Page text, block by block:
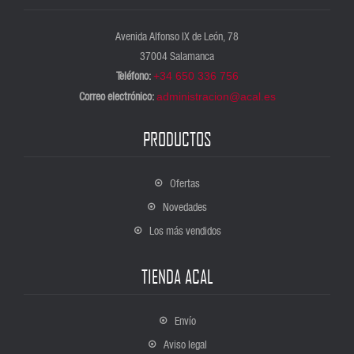
Tema 4. Causas de deterioro.
Tema 7. Las Restauración y sus tratamientos.
Avenida Alfonso IX de León, 78
37004 Salamanca
Teléfono: +34 650 336 756
Correo electrónico: administracion@acal.es
PRODUCTOS
Ofertas
Novedades
Los más vendidos
TIENDA ACAL
Envío
Aviso legal